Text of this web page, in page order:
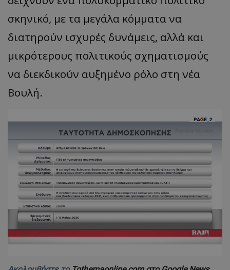
σκηνικό, με τα μεγάλα κόμματα να
διατηρούν ισχυρές δυνάμεις, αλλά και
μικρότερους πολιτικούς σχηματισμούς
να διεκδικούν αυξημένο ρόλο στη νέα
Βουλή.